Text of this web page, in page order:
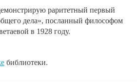
раритетный первый
дела», посланный философом
в 1928 году.
библиотеки.